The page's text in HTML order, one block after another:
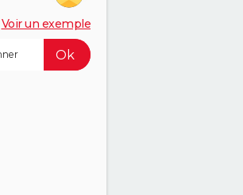
Voir un exemple